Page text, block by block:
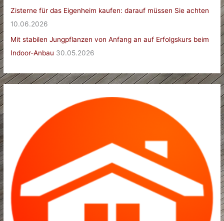
Zisterne für das Eigenheim kaufen: darauf müssen Sie achten
10.06.2026
Mit stabilen Jungpflanzen von Anfang an auf Erfolgskurs beim
Indoor-Anbau 30.05.2026